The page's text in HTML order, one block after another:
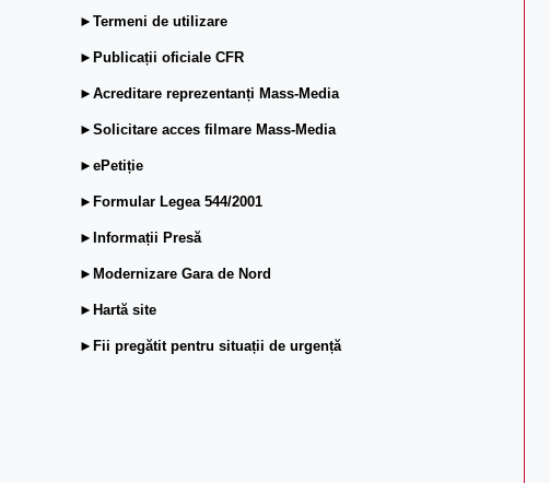
►Termeni de utilizare
►Publicații oficiale CFR
►Acreditare reprezentanți Mass-Media
►Solicitare acces filmare Mass-Media
►ePetiție
►Formular Legea 544/2001
►Informații Presă
►Modernizare Gara de Nord
►Hartă site
►Fii pregătit pentru situații de urgență